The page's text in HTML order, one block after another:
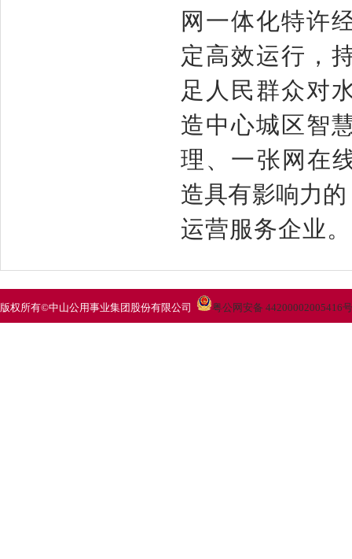
网一体化特许
定高效运行，
足人民群众对
造中心城区智
理、一张网在
造具有影响力的
运营服务企业。
版权所有©中山公用事业集团股份有限公司 粤公网安备 44200002005416号